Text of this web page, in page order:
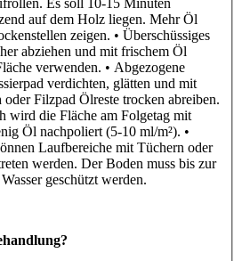
auf dem Holz liegen. Mehr Öl
zeigen. • Überschüssiges
abziehen und mit frischem Öl
verwenden. • Abgezogene
verdichten, glätten und mit
Filzpad Ölreste trocken abreiben.
wird die Fläche am Folgetag mit
Öl nachpoliert (5-10 ml/m²). •
Laufbereiche mit Tüchern oder
werden. Der Boden muss bis zur
geschützt werden.